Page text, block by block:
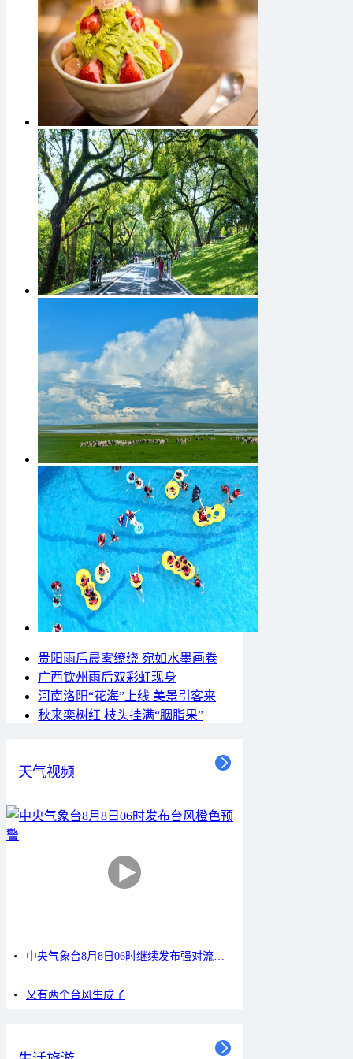
贵阳雨后晨雾缭绕 宛如水墨画卷
广西钦州雨后双彩虹现身
河南洛阳“花海”上线 美景引客来
秋来栾树红 枝头挂满“胭脂果”
天气视频
又有两个台风生成了